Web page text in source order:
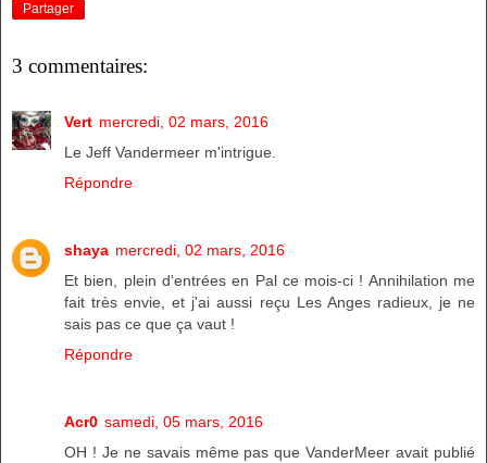
Partager
3 commentaires:
Vert mercredi, 02 mars, 2016
Le Jeff Vandermeer m'intrigue.
Répondre
shaya mercredi, 02 mars, 2016
Et bien, plein d'entrées en Pal ce mois-ci ! Annihilation me
fait très envie, et j'ai aussi reçu Les Anges radieux, je ne
sais pas ce que ça vaut !
Répondre
Acr0 samedi, 05 mars, 2016
OH ! Je ne savais même pas que VanderMeer avait publié